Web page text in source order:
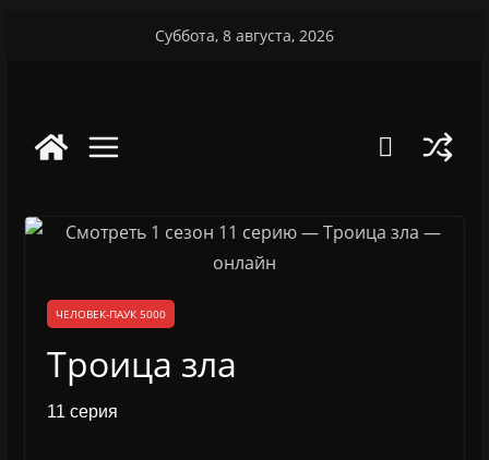
Суббота, 8 августа, 2026
ЧЕЛОВЕК-ПАУК 5000
Троица зла
11 серия